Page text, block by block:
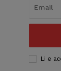
Li e